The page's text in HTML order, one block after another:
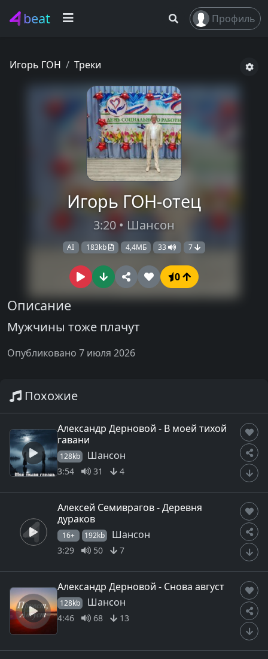
beat Профиль
Игорь ГОН Треки
Игорь ГОН-отец
3:20 • Шансон
AI 183kb 4,4МБ 33 7
0
Описание
Мужчины тоже плачут
Опубликовано 7 июля 2026
Похожие
Александр Дерновой - В моей тихой
гавани
128kb Шансон
3:54 31 4
Алексей Семиврагов - Деревня
дураков
16+ 192kb Шансон
3:29 50 7
Александр Дерновой - Снова август
128kb Шансон
4:46 68 13